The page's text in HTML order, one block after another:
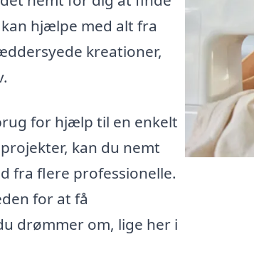
hjælpe med alt fra
kreationer,
for hjælp til en enkelt
kan du nemt
fra flere professionelle.
for at få
drømmer om, lige her i